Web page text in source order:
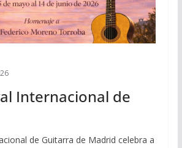
Internacional de
de Guitarra de Madrid celebra a